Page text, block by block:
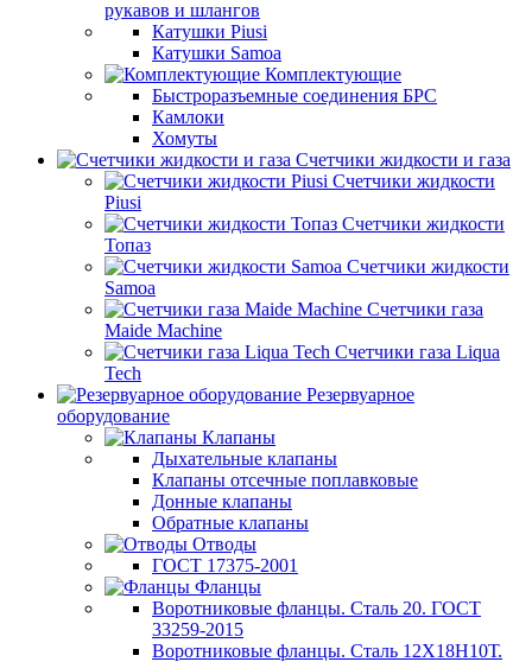
рукавов и шлангов
Катушки Piusi
Катушки Samoa
Комплектующие
Быстроразъемные соединения БРС
Камлоки
Хомуты
Счетчики жидкости и газа
Счетчики жидкости
Piusi
Счетчики жидкости
Топаз
Счетчики жидкости
Samoa
Счетчики газа
Maide Machine
Счетчики газа Liqua
Tech
Резервуарное
оборудование
Клапаны
Дыхательные клапаны
Клапаны отсечные поплавковые
Донные клапаны
Обратные клапаны
Отводы
ГОСТ 17375-2001
Фланцы
Воротниковые фланцы. Сталь 20. ГОСТ
33259-2015
Воротниковые фланцы. Сталь 12Х18Н10Т.